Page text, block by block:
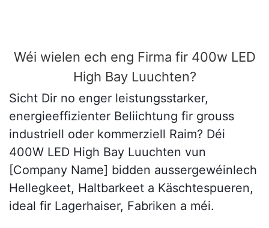
Wéi wielen ech eng Firma fir 400w LED
High Bay Luuchten?
Sicht Dir no enger leistungsstarker,
energieeffizienter Beliichtung fir grouss
industriell oder kommerziell Raim? Déi
400W LED High Bay Luuchten vun
[Company Name] bidden aussergewéinlech
Hellegkeet, Haltbarkeet a Käschtespueren,
ideal fir Lagerhaiser, Fabriken a méi.